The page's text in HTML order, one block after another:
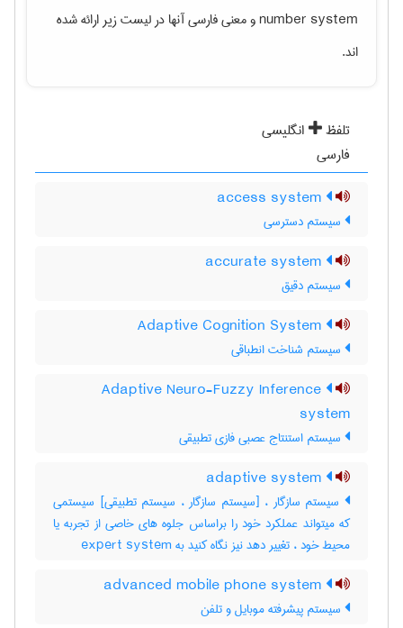
number systemو معنی فارسی آنها در لیست زیر ارائه شده
اند.
تلفظ
انگلیسی
فارسی
سیستم دسترسی
سیستم دقیق
سیستم شناخت انطباقی
Adaptive Neuro-Fuzzy Inference
system
سیستم استنتاج عصبی فازی تطبیقی
سیستم سازگار ، [سیستم سازگار ، سیستم تطبیقی] سیستمی
که میتواند عملکرد خود را براساس جلوه های خاصی از تجربه یا
محیط خود ، تغییر دهد نیز نگاه کنید به ‎ expert system
سیستم پیشرفته موبایل و تلفن